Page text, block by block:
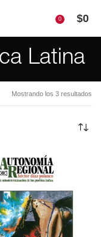
0 $0
Latina
Mostrando los 3 resultados